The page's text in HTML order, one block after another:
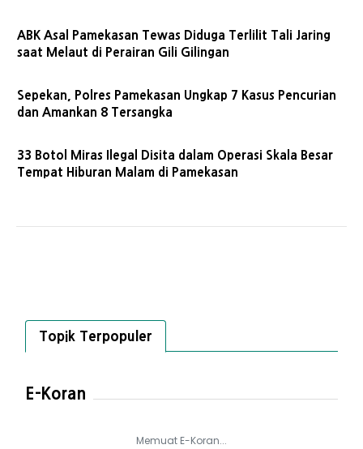
ABK Asal Pamekasan Tewas Diduga Terlilit Tali Jaring
saat Melaut di Perairan Gili Gilingan
Sepekan, Polres Pamekasan Ungkap 7 Kasus Pencurian
dan Amankan 8 Tersangka
33 Botol Miras Ilegal Disita dalam Operasi Skala Besar
Tempat Hiburan Malam di Pamekasan
Topik Terpopuler
E-Koran
Memuat E-Koran...